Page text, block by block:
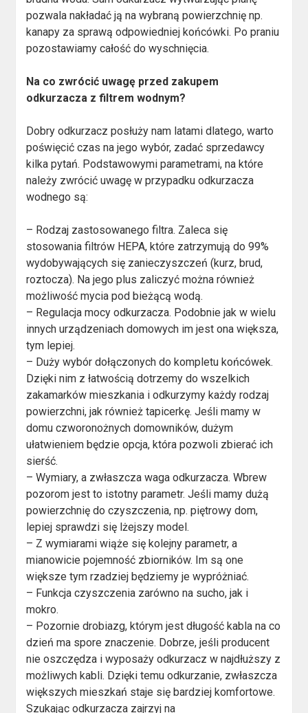
pozwala nakładać ją na wybraną powierzchnię np.
kanapy za sprawą odpowiedniej końcówki. Po praniu
pozostawiamy całość do wyschnięcia.
Na co zwrócić uwagę przed zakupem
odkurzacza z filtrem wodnym?
Dobry odkurzacz posłuży nam latami dlatego, warto
poświęcić czas na jego wybór, zadać sprzedawcy
kilka pytań. Podstawowymi parametrami, na które
należy zwrócić uwagę w przypadku odkurzacza
wodnego są:
– Rodzaj zastosowanego filtra. Zaleca się
stosowania filtrów HEPA, które zatrzymują do 99%
wydobywających się zanieczyszczeń (kurz, brud,
roztocza). Na jego plus zaliczyć można również
możliwość mycia pod bieżącą wodą.
– Regulacja mocy odkurzacza. Podobnie jak w wielu
innych urządzeniach domowych im jest ona większa,
tym lepiej.
– Duży wybór dołączonych do kompletu końcówek.
Dzięki nim z łatwością dotrzemy do wszelkich
zakamarków mieszkania i odkurzymy każdy rodzaj
powierzchni, jak również tapicerkę. Jeśli mamy w
domu czworonożnych domowników, dużym
ułatwieniem będzie opcja, która pozwoli zbierać ich
sierść.
– Wymiary, a zwłaszcza waga odkurzacza. Wbrew
pozorom jest to istotny parametr. Jeśli mamy dużą
powierzchnię do czyszczenia, np. piętrowy dom,
lepiej sprawdzi się lżejszy model.
– Z wymiarami wiąże się kolejny parametr, a
mianowicie pojemność zbiorników. Im są one
większe tym rzadziej będziemy je wypróżniać.
– Funkcja czyszczenia zarówno na sucho, jak i
mokro.
– Pozornie drobiazg, którym jest długość kabla na co
dzień ma spore znaczenie. Dobrze, jeśli producent
nie oszczędza i wyposaży odkurzacz w najdłuższy z
możliwych kabli. Dzięki temu odkurzanie, zwłaszcza
większych mieszkań staje się bardziej komfortowe.
Szukając odkurzacza zajrzyj na